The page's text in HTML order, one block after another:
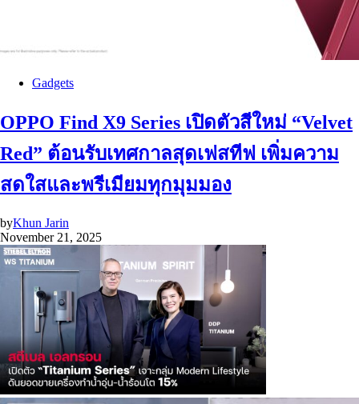
Gadgets
OPPO Find X9 Series เปิดตัวสีใหม่ “Velvet
Red” ต้อนรับเทศกาลสุดเฟสทีฟ เพิ่มความ
สดใสและพรีเมียมทุกมุมมอง
byKhun Jarin
November 21, 2025